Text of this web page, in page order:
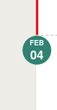
FEB
04